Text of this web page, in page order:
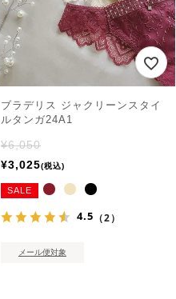
ブラデリス ジャクリーンスタイ
ルタンガ24A1
¥6,050
¥3,025 税込
SALE
4.5 （2）
メール便対象